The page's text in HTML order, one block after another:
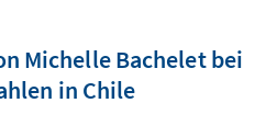
Michelle Bachelet bei
in Chile